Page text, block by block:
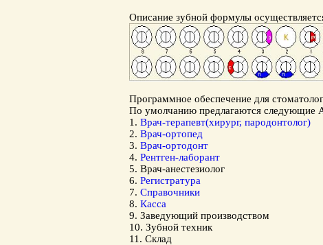
Описание зубной формулы
Программное обеспечение для
По умолчанию предлагаются
1. Врач-терапевт(хирург, пародонтолог)
2. Врач-ортопед
3. Врач-ортодонт
4. Рентген-лаборант
5. Врач-анестезиолог
6. Регистратура
7. Справочники
8. Касса
9. Заведующий производством
10. Зубной техник
11. Склад